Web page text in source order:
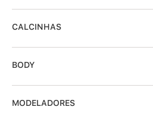
CALCINHAS
BODY
MODELADORES